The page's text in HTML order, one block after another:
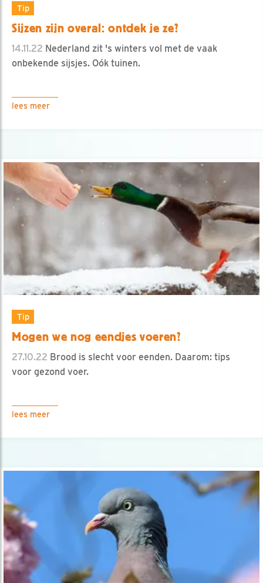
Tip
Sijzen zijn overal: ontdek je ze?
14.11.22 Nederland zit 's winters vol met de vaak
onbekende sijsjes. Oók tuinen.
lees meer
Tip
Mogen we nog eendjes voeren?
27.10.22 Brood is slecht voor eenden. Daarom: tips
voor gezond voer.
lees meer